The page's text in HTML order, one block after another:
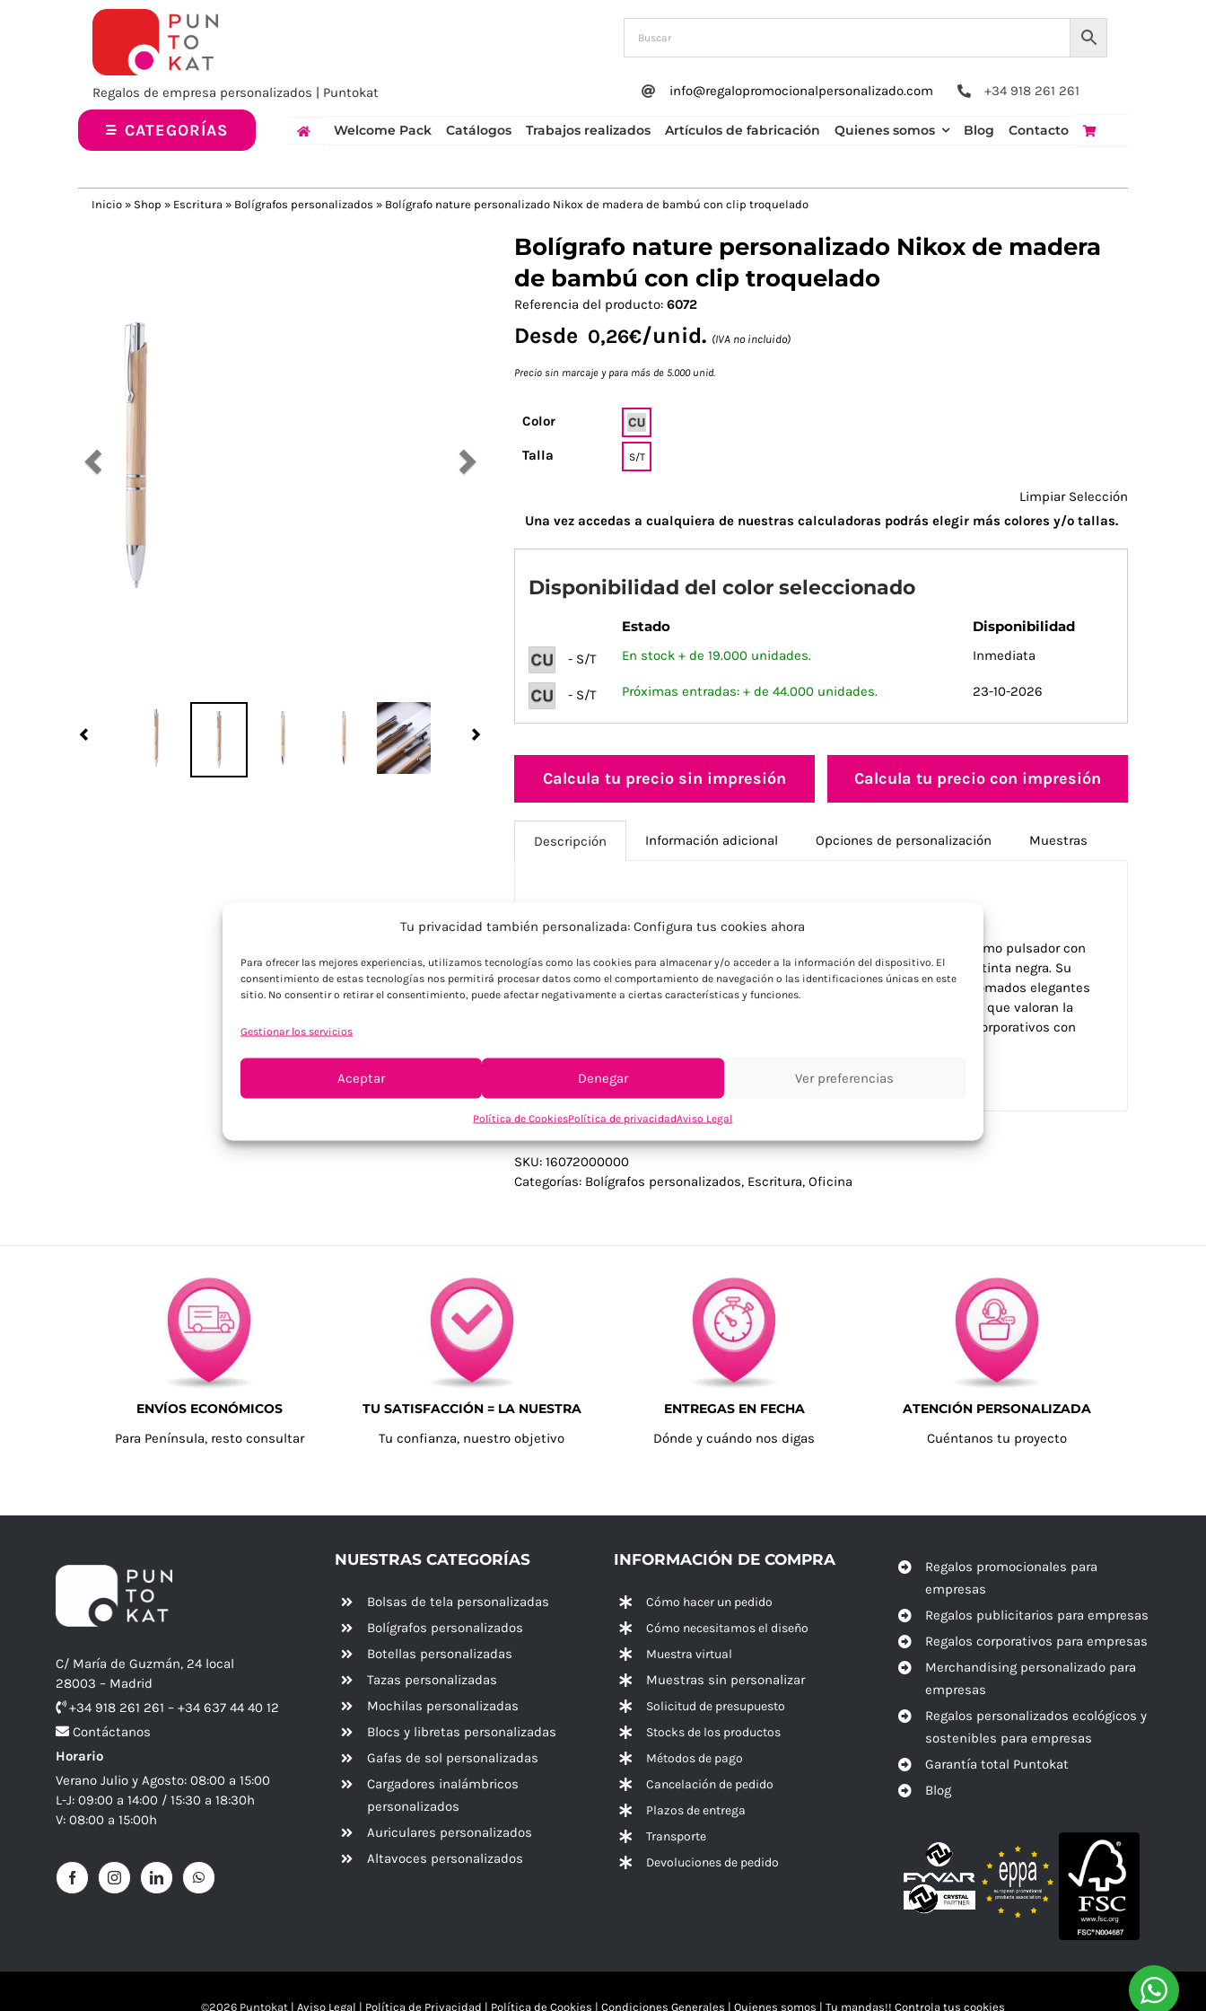
Tu privacidad también personalizada: Configura tus cookies ahora
Para ofrecer las mejores experiencias, utilizamos tecnologías como las cookies para almacenar y/o acceder a la información del dispositivo. El
consentimiento de estas tecnologías nos permitirá procesar datos como el comportamiento de navegación o las identificaciones únicas en este
sitio. No consentir o retirar el consentimiento, puede afectar negativamente a ciertas características y funciones.
Gestionar los servicios
Aceptar Denegar Ver preferencias
Política de CookiesPolítica de privacidadAviso Legal
Regalos de empresa personalizados | Puntokat info@regalopromocionalpersonalizado.com +34 918 261 261
CATEGORÍAS Welcome Pack Catálogos Trabajos realizados Artículos de fabricación Quienes somos Blog Contacto
Inicio » Shop » Escritura » Bolígrafos personalizados » Bolígrafo nature personalizado Nikox de madera de bambú con clip troquelado
Bolígrafo nature personalizado Nikox de madera
de bambú con clip troquelado
Referencia del producto: 6072
Desde 0,26€/unid. (IVA no incluido)
Precio sin marcaje y para más de 5.000 unid.
Color
Talla S/T
Limpiar Selección
Una vez accedas a cualquiera de nuestras calculadoras podrás elegir más colores y/o tallas.
Disponibilidad del color seleccionado
Estado Disponibilidad
- S/T En stock + de 19.000 unidades. Inmediata
- S/T Próximas entradas: + de 44.000 unidades. 23-10-2026
Calcula tu precio sin impresión Calcula tu precio con impresión
Descripción Información adicional Opciones de personalización Muestras
Bolígrafo de línea nature con cuerpo en madera de bambú de mecanismo pulsador con
clip troquelado y detalles en acabado cromado de cartucho jumbo en tinta negra. Su
construcción en madera de bambú con clip troquelado y acabados cromados elegantes
lo convierte en una pieza sofisticada y sostenible ideal para empresas que valoran la
artesanía natural y los acabados de calidad premium en sus regalos corporativos con
SKU: 16072000000
Categorías: Bolígrafos personalizados, Escritura, Oficina
ENVÍOS ECONÓMICOS
Para Península, resto consultar
TU SATISFACCIÓN = LA NUESTRA
Tu confianza, nuestro objetivo
ENTREGAS EN FECHA
Dónde y cuándo nos digas
ATENCIÓN PERSONALIZADA
Cuéntanos tu proyecto
C/ María de Guzmán, 24 local
28003 – Madrid
+34 918 261 261 – +34 637 44 40 12
Contáctanos
Horario
Verano Julio y Agosto: 08:00 a 15:00
L-J: 09:00 a 14:00 / 15:30 a 18:30h
V: 08:00 a 15:00h
NUESTRAS CATEGORÍAS
Bolsas de tela personalizadas
Bolígrafos personalizados
Botellas personalizadas
Tazas personalizadas
Mochilas personalizadas
Blocs y libretas personalizadas
Gafas de sol personalizadas
Cargadores inalámbricos
personalizados
Auriculares personalizados
Altavoces personalizados
INFORMACIÓN DE COMPRA
Cómo hacer un pedido
Cómo necesitamos el diseño
Muestra virtual
Muestras sin personalizar
Solicitud de presupuesto
Stocks de los productos
Métodos de pago
Cancelación de pedido
Plazos de entrega
Transporte
Devoluciones de pedido
Regalos promocionales para
empresas
Regalos publicitarios para empresas
Regalos corporativos para empresas
Merchandising personalizado para
empresas
Regalos personalizados ecológicos y
sostenibles para empresas
Garantía total Puntokat
Blog
©2026 Puntokat | Aviso Legal | Política de Privacidad | Política de Cookies | Condiciones Generales | Quienes somos | Tu mandas!! Controla tus cookies